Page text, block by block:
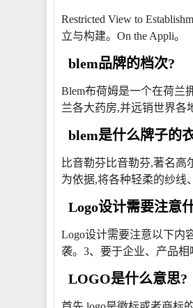
Restricted View to
立与构建。On the Appli。
blem品牌的档次?
Blem布荷姆是一个在荷兰
兰各大药房,并远销世界各
blem是什么牌子的
比音勒芬比音勒芬,著名高
为依据,将各种轻柔的纱线
Logo设计需要注意
Logo设计需要注意以下内
袭。3、要于企业、产品相
LOGO是什么意思?